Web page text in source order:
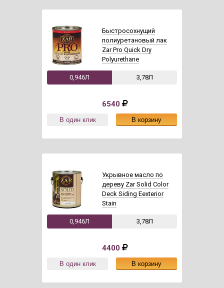
Быстросохнущий
полиуретановый лак
Zar Pro Quick Dry
Polyurethane
0,946Л 3,78Л
6540
Укрывное масло по
дереву Zar Solid Color
Deck Siding Eexterior
Stain
0,946Л 3,78Л
4400